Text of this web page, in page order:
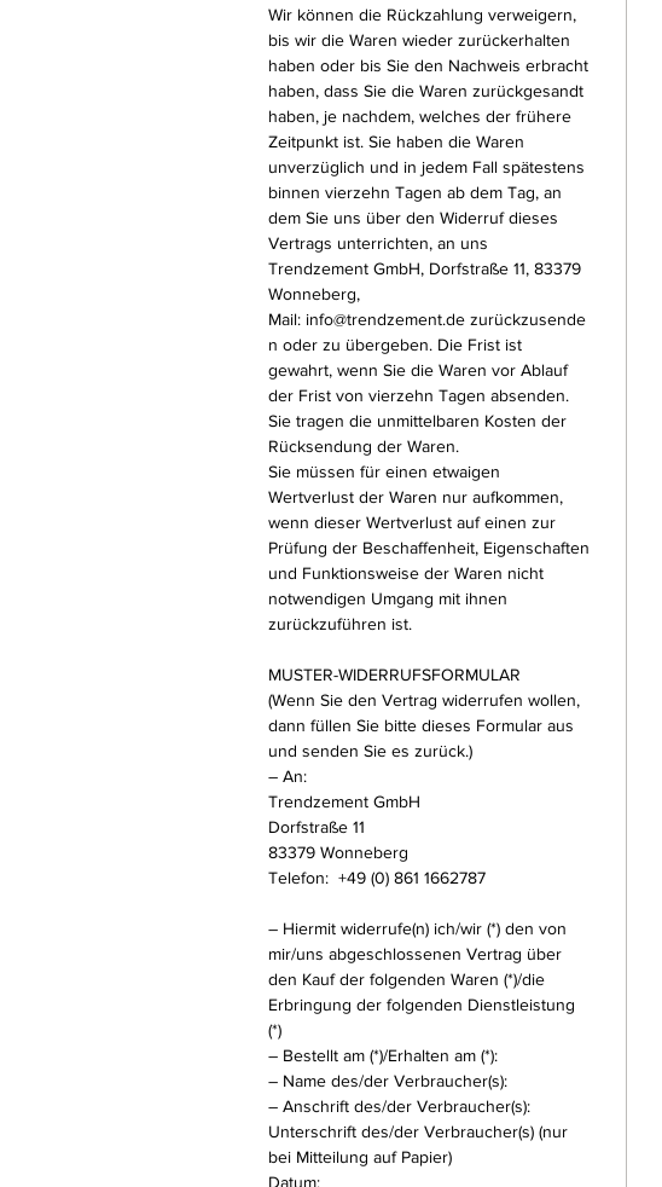
Wir können die Rückzahlung verweigern,
bis wir die Waren wieder zurückerhalten
haben oder bis Sie den Nachweis erbracht
haben, dass Sie die Waren zurückgesandt
haben, je nachdem, welches der frühere
Zeitpunkt ist. Sie haben die Waren
unverzüglich und in jedem Fall spätestens
binnen vierzehn Tagen ab dem Tag, an
dem Sie uns über den Widerruf dieses
Vertrags unterrichten, an uns
Trendzement GmbH, Dorfstraße 11, 83379
Wonneberg,
Mail: info@trendzement.de zurückzusende
n oder zu übergeben. Die Frist ist
gewahrt, wenn Sie die Waren vor Ablauf
der Frist von vierzehn Tagen absenden.
Sie tragen die unmittelbaren Kosten der
Rücksendung der Waren.
Sie müssen für einen etwaigen
Wertverlust der Waren nur aufkommen,
wenn dieser Wertverlust auf einen zur
Prüfung der Beschaffenheit, Eigenschaften
und Funktionsweise der Waren nicht
notwendigen Umgang mit ihnen
zurückzuführen ist.
MUSTER-WIDERRUFSFORMULAR
(Wenn Sie den Vertrag widerrufen wollen,
dann füllen Sie bitte dieses Formular aus
und senden Sie es zurück.)
– An:
Trendzement GmbH
Dorfstraße 11
83379 Wonneberg
Telefon: +49 (0) 861 1662787
– Hiermit widerrufe(n) ich/wir (*) den von
mir/uns abgeschlossenen Vertrag über
den Kauf der folgenden Waren (*)/die
Erbringung der folgenden Dienstleistung
(*)
– Bestellt am (*)/Erhalten am (*):
– Name des/der Verbraucher(s):
– Anschrift des/der Verbraucher(s):
Unterschrift des/der Verbraucher(s) (nur
bei Mitteilung auf Papier)
Datum: